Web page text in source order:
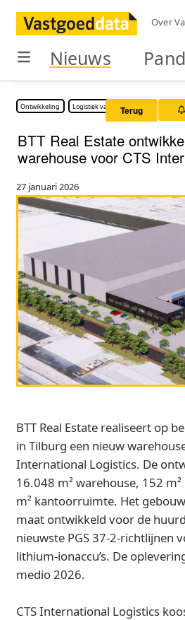
Over
Nieuws
Ontwikkeling Logistiek vastgoedTerug
BTT Real Estate
warehouse voor CTS
27 januari 2026
BTT Real Estate realiseert op
in Tilburg een nieuw
International Logistics. De
16.048 m² warehouse, 152
m² kantoorruimte. Het
maat ontwikkeld voor de
nieuwste PGS 37‑2‑richtlijnen
lithium‑ionaccu’s. De
medio 2026.
CTS International Logistics